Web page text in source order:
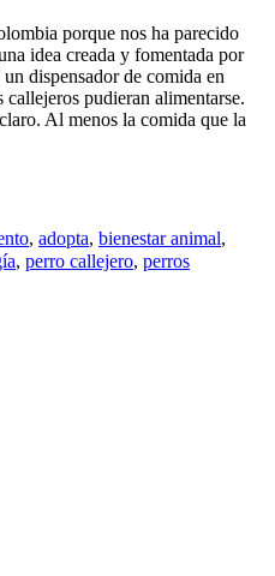
porque nos ha parecido
idea creada y fomentada por
dispensador de comida en
pudieran alimentarse.
Al menos la comida que la
, adopta, bienestar animal,
, perro callejero, perros